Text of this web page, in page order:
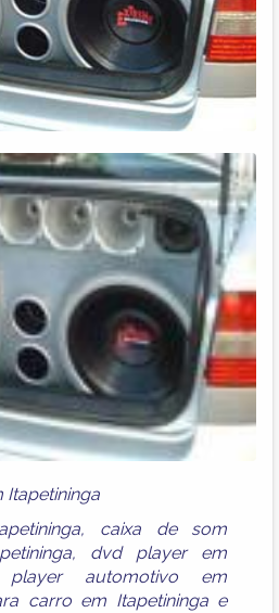
Itapetininga
, caixa de som
, dvd player em
automotivo em
carro em Itapetiningae